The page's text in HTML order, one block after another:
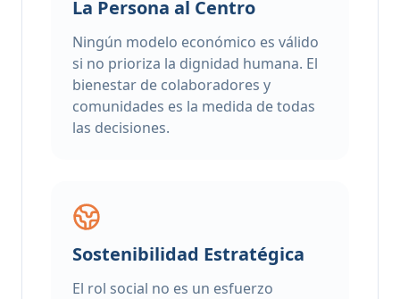
La Persona al Centro
Ningún modelo económico es válido
si no prioriza la dignidad humana. El
bienestar de colaboradores y
comunidades es la medida de todas
las decisiones.
Sostenibilidad Estratégica
El rol social no es un esfuerzo